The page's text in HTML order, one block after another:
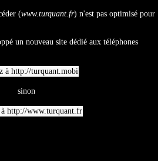
(www.turquant.fr) n'est pas optimisé pour
un nouveau site dédié aux téléphones
sinon